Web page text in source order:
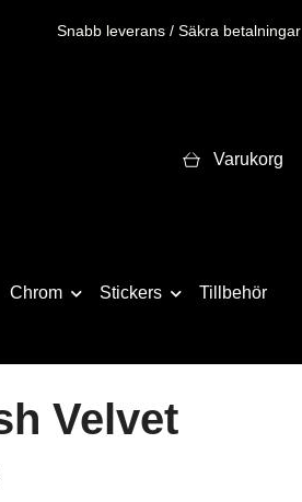
Snabb leverans / Säkra betalningar
Varukorg
Chrom Stickers
Tillbehör
Velvet